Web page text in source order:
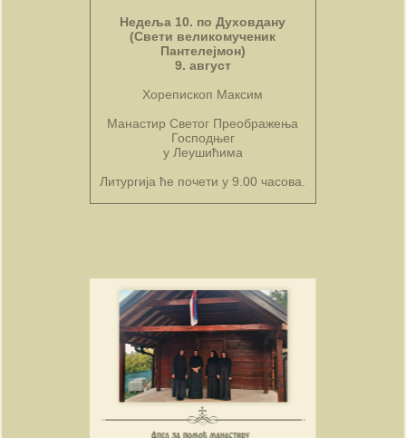
Недеља 10. по Духовдану
(Свети великомученик
Пантелејмон)
9. август
Хорепископ Максим
Манастир Светог Преображења
Господњег
у Леушићима
Литургија ће почети у 9.00 часова.